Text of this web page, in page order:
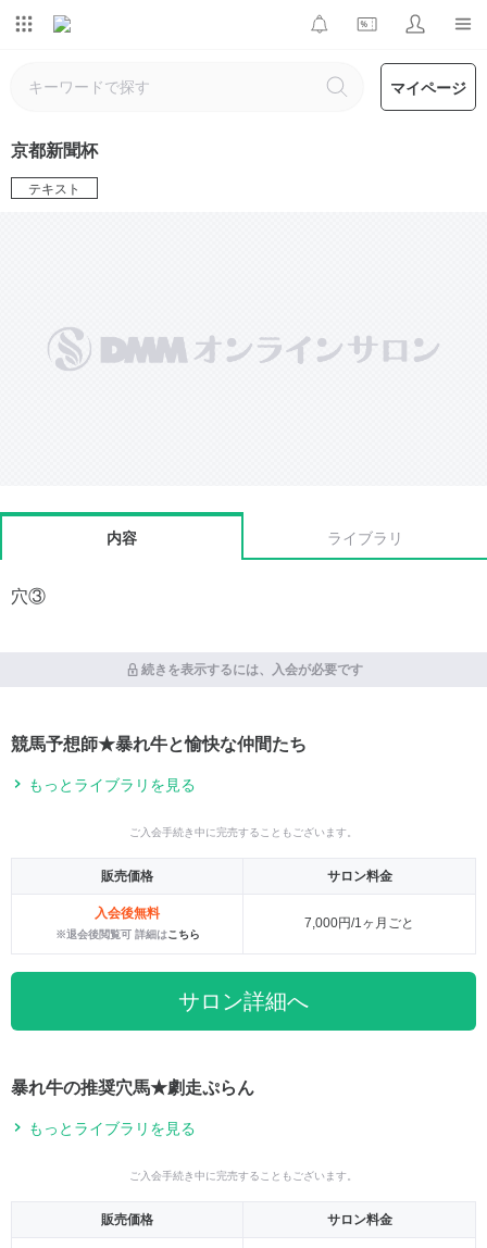
マイページ
京都新聞杯
テキスト
内容 ライブラリ
穴③
続きを表示するには、入会が必要です
競馬予想師★暴れ牛と愉快な仲間たち
もっとライブラリを見る
ご入会手続き中に完売することもございます。
販売価格 サロン料金
入会後無料
※退会後閲覧可 詳細はこちら
7,000円/1ヶ月ごと
サロン詳細へ
暴れ牛の推奨穴馬★劇走ぷらん
もっとライブラリを見る
ご入会手続き中に完売することもございます。
販売価格 サロン料金